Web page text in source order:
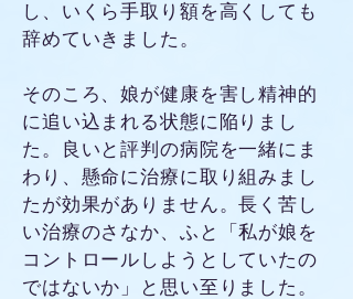
し、いくら手取り額を高くしても
辞めていきました。
そのころ、娘が健康を害し精神的
に追い込まれる状態に陥りまし
た。良いと評判の病院を一緒にま
わり、懸命に治療に取り組みまし
たが効果がありません。長く苦し
い治療のさなか、ふと「私が娘を
コントロールしようとしていたの
ではないか」と思い至りました。